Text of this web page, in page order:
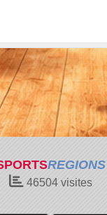
REGIONS
46504visites